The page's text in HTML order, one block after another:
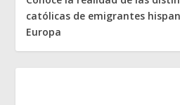
católicas de emigrantes
Europa